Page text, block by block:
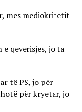
mes mediokritetit
qeverisjes, jo ta
të PS, jo për
për kryetar, jo